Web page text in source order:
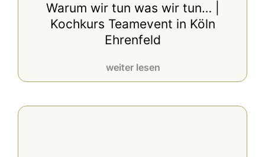
Warum wir tun was wir tun… |
Kochkurs Teamevent in Köln
Ehrenfeld
weiter lesen